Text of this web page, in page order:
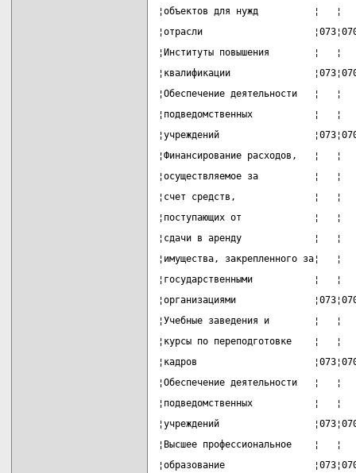
¦объектов для нужд
¦отрасли
¦Институты повышения
¦квалификации
¦Обеспечение деятельности
¦подведомственных
¦учреждений
¦Финансирование расходов,
¦осуществляемое за
¦счет средств,              ¦
¦поступающих от             ¦
¦сдачи в аренду             ¦
¦имущества, закрепленного
¦государственными
¦организациями
¦Учебные заведения и
¦курсы по переподготовке
¦кадров
¦Обеспечение деятельности
¦подведомственных
¦учреждений
¦Высшее профессиональное
¦образование